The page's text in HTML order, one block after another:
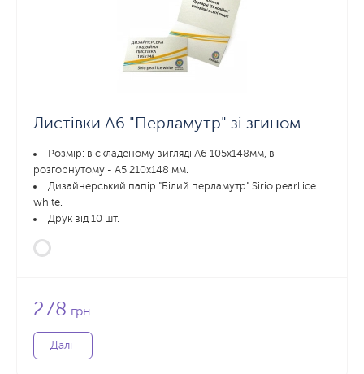
Листівки А6 "Перламутр" зі згином
Розмір: в складеному вигляді А6 105х148мм, в
розгорнутому - А5 210x148 мм.
Дизайнерський папір "Білий перламутр" Sirio pearl ice
white.
Друк від 10 шт.
278 грн.
Далі